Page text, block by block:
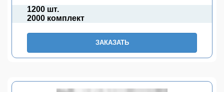
1200 шт.
2000 комплект
ЗАКАЗАТЬ